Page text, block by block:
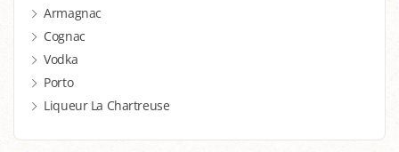
Armagnac
Cognac
Vodka
Porto
Liqueur La Chartreuse